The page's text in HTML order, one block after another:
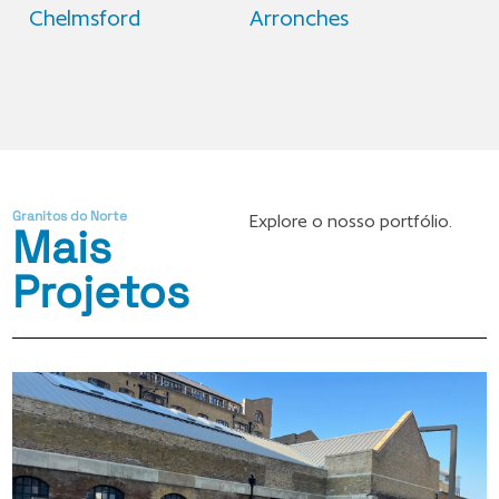
Chelmsford Arronches
Granitos do Norte
Mais
Projetos
Explore o nosso portfólio.